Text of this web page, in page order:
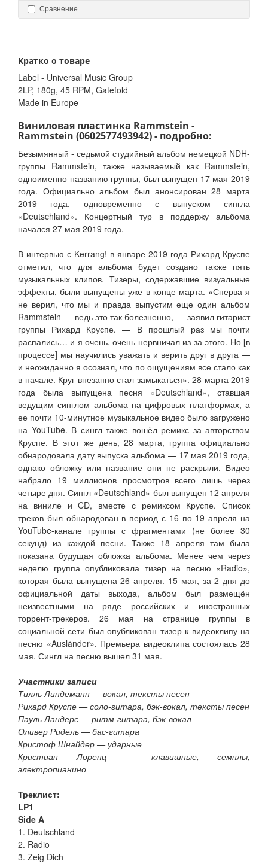
Сравнение
Кратко о товаре
Label - Universal Music Group
2LP, 180g, 45 RPM, Gatefold
Made in Europe
Виниловая пластинка Rammstein -
Rammstein (0602577493942) - подробно:
Безымянный - седьмой студийный альбом немецкой NDH-
группы Rammstein, также называемый как Rammstein,
одноименно названию группы, был выпущен 17 мая 2019
года. Официально альбом был анонсирован 28 марта
2019 года, одновременно с выпуском сингла
«Deutschland». Концертный тур в поддержу альбома
начался 27 мая 2019 года.
В интервью с Kerrang! в январе 2019 года Рихард Круспе
отметил, что для альбома будет создано также пять
музыкальных клипов. Тизеры, содержавшие визуальные
эффекты, были выпущены уже в конце марта. «Сперва я
не верил, что мы и правда выпустим еще один альбом
Rammstein — ведь это так болезненно, — заявил гитарист
группы Рихард Круспе. — В прошлый раз мы почти
распались… и я очень, очень нервничал из-за этого. Но [в
процессе] мы научились уважать и верить друг в друга —
и неожиданно я осознал, что по ощущениям все стало как
в начале. Круг внезапно стал замыкаться». 28 марта 2019
года была выпущена песня «Deutschland», ставшая
ведущим синглом альбома на цифровых платформах, а
ее почти 10-минутное музыкальное видео было загружено
на YouTube. В сингл также вошёл ремикс за авторством
Круспе. В этот же день, 28 марта, группа официально
обнародовала дату выпуска альбома — 17 мая 2019 года,
однако обложку или название они не раскрыли. Видео
набрало 19 миллионов просмотров всего лишь через
четыре дня. Сингл «Deutschland» был выпущен 12 апреля
на виниле и CD, вместе с ремиксом Круспе. Список
треков был обнародован в период с 16 по 19 апреля на
YouTube-канале группы с фрагментами (не более 30
секунд) из каждой песни. Также 18 апреля там была
показана будущая обложка альбома. Менее чем через
неделю группа опубликовала тизер на песню «Radio»,
которая была выпущена 26 апреля. 15 мая, за 2 дня до
официальной даты выхода, альбом был размещён
неизвестными на ряде российских и иностранных
торрент-трекеров. 26 мая на странице группы в
социальной сети был опубликован тизер к видеоклипу на
песню «Ausländer». Премьера видеоклипа состоялась 28
мая. Сингл на песню вышел 31 мая.
Участники записи
Тилль Линдеманн — вокал, тексты песен
Рихард Круспе — соло-гитара, бэк-вокал, тексты песен
Пауль Ландерс — ритм-гитара, бэк-вокал
Оливер Ридель — бас-гитара
Кристоф Шнайдер — ударные
Кристиан Лоренц — клавишные, семплы,
электропианино
Треклист:
LP1
Side A
1. Deutschland
2. Radio
3. Zeig Dich